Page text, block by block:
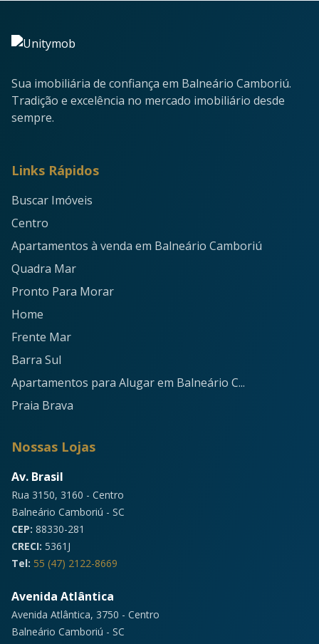
Sua imobiliária de confiança em Balneário Camboriú.
Tradição e excelência no mercado imobiliário desde
sempre.
Links Rápidos
Buscar Imóveis
Centro
Apartamentos à venda em Balneário Camboriú
Quadra Mar
Pronto Para Morar
Home
Frente Mar
Barra Sul
Apartamentos para Alugar em Balneário C...
Praia Brava
Nossas Lojas
Av. Brasil
Rua 3150, 3160 - Centro
Balneário Camboriú - SC
CEP: 88330-281
CRECI: 5361J
Tel: 55 (47) 2122-8669
Avenida Atlântica
Avenida Atlântica, 3750 - Centro
Balneário Camboriú - SC